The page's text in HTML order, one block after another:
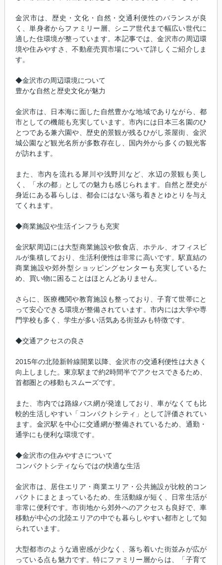
金沢市は、歴史・文化・自然・交通利便性のバランスが良
く、単身者からファミリー層、シニア世代まで幅広い世代に
適した住環境が整っています。本記事では、金沢市の周辺環
境や住みやすさ、不動産売買市場について詳しくご紹介しま
す。
◆金沢市の周辺環境について
豊かな自然と歴史文化が魅力
金沢市は、日本海に面した自然豊かな地域でありながら、都
市としての機能も充実しています。市内には日本三名園のひ
とつである兼六園や、歴史的景観が残るひがし茶屋街、金沢
城公園など観光名所が多数存在し、国内外から多くの観光客
が訪れます。
また、市内を流れる犀川や浅野川など、水辺の景観も美し
く、「水の都」としての魅力も感じられます。自然と歴史が
身近にある暮らしは、都会にはない落ち着きとゆとりを与え
てくれます。
◆商業施設や生活インフラも充実
金沢駅周辺には大型商業施設や飲食店、ホテル、オフィスビ
ルが集積しており、生活利便性は非常に高いです。駅直結の
商業施設や郊外型ショッピングセンターも充実しているた
め、買い物に困ることはほとんどありません。
さらに、医療機関や教育施設も整っており、子育て世帯にと
って安心できる環境が整備されています。市内には大学や専
門学校も多く、学生が多い活気ある街並みも特徴です。
◆交通アクセスの良さ
2015年の北陸新幹線開業以降、金沢市の交通利便性は大きく
向上しました。東京駅まで約2時間半でアクセスできるため、
首都圏との移動もスムーズです。
また、市内では路線バス網が発達しており、車がなくても比
較的生活しやすい「コンパクトシティ」として評価されてい
ます。金沢駅を中心に交通網が整備されているため、通勤・
通学にも便利な環境です。
◆金沢市の住みやすさについて
コンパクトシティならではの快適な生活
金沢市は、居住エリア・商業エリア・公共施設が比較的コン
パクトにまとまっているため、生活動線が短く、日常生活が
非常に便利です。市街地から郊外へのアクセスも良好で、車
移動が中心の北陸エリアの中でも暮らしやすい都市として知
られています。
大型都市のような過密感が少なく、落ち着いた街並みが広が
っている点も魅力です。特にファミリー層からは、「子育て